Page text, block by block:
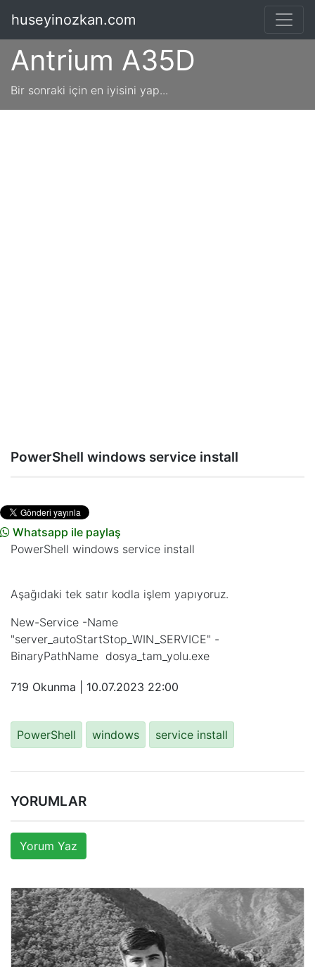
Antrium A35D
Bir sonraki için en iyisini yap...
huseyinozkan.com
PowerShell windows service install
Whatsapp ile paylaş
PowerShell windows service install
Aşağıdaki tek satır kodla işlem yapıyoruz.
New-Service -Name
"server_autoStartStop_WIN_SERVICE" -
BinaryPathName dosya_tam_yolu.exe
719 Okunma | 10.07.2023 22:00
PowerShell windows service install
YORUMLAR
Yorum Yaz